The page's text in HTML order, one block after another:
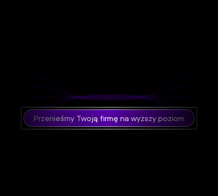
Przenieśmy Twoją firmę na wyższy poziom